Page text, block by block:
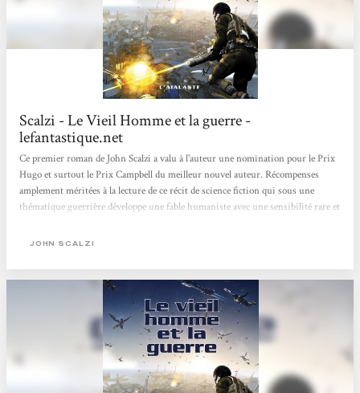
Scalzi - Le Vieil Homme et la guerre -
lefantastique.net
Ce premier roman de John Scalzi a valu à l'auteur une nomination pour le Prix
Hugo et surtout le Prix Campbell du meilleur nouvel auteur. Récompenses
amplement méritées à la lecture de ce récit de science fiction qui sous une
thématique guerrière développe une fable humaniste avec une sensibilité rare et
Forces de Défense Coloniale, les yeux bandés puisque personne ne sait ce qui se
engagement ? Et surtout, qu'attendent les FDC de recrues...
JOHN SCALZI